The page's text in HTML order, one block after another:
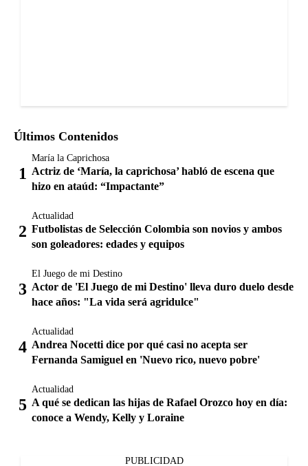
Últimos Contenidos
María la Caprichosa
Actriz de ‘María, la caprichosa’ habló de escena que
hizo en ataúd: “Impactante”
Actualidad
Futbolistas de Selección Colombia son novios y ambos
son goleadores: edades y equipos
El Juego de mi Destino
Actor de 'El Juego de mi Destino' lleva duro duelo desde
hace años: "La vida será agridulce"
Actualidad
Andrea Nocetti dice por qué casi no acepta ser
Fernanda Samiguel en 'Nuevo rico, nuevo pobre'
Actualidad
A qué se dedican las hijas de Rafael Orozco hoy en día:
conoce a Wendy, Kelly y Loraine
PUBLICIDAD